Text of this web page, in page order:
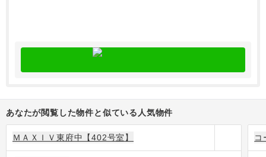
あなたが閲覧した物件と似ている人気物件
ＭＡＸＩＶ東府中【402号室】 コ